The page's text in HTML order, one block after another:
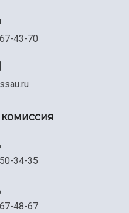
43-70
34-35
48-67